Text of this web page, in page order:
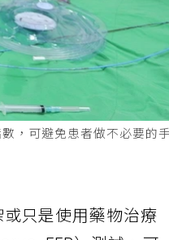
，可避免患者做不必要的
只是使用藥物治療